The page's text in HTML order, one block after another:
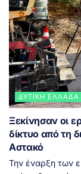
ΔΥΤΙΚΉ ΕΛΛΆΔΑ
Ξεκίνησαν οι
δίκτυο από τη
Αστακό
Την έναρξη των